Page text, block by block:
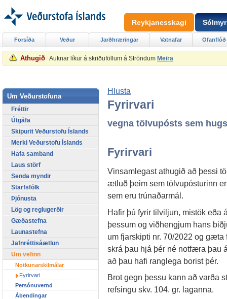
Athugið Auknar líkur á skriðuföllum á Ströndum Meira
Hlusta
Fyrirvari
vegna tölvupósts sem
Fyrirvari
Vinsamlegast athugið að þessi
ætluð þeim sem tölvupósturinn
sem eru trúnaðarmál.
Hafir þú fyrir tilviljun, mistök eða
þessum og viðhengjum hans
um fjarskipti nr. 70/2022 og
skrá þau hjá þér né notfæra þau
að þau hafi ranglega borist þér.
Brot gegn þessu kann að varða
refsingu skv. 104. gr. laganna.
Forsíða Veður Jarðhræringar Vatnafar Ofanflóð
Um Veðurstofuna
Fréttir
Útgáfa
Skipurit Veðurstofu Íslands
Merki Veðurstofu Íslands
Hafa samband
Laus störf
Senda myndir
Starfsfólk
Þjónusta
Lög og reglugerðir
Gæðastefna
Launastefna
Jafnréttisáætlun
Um vefinn
Notkunarskilmálar
Fyrirvari
Persónuvernd
Ábendingar
Reykjanesskagi